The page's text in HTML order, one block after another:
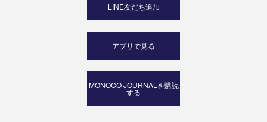
LINE友だち追加
アプリで見る
MONOCO JOURNALを購読
する